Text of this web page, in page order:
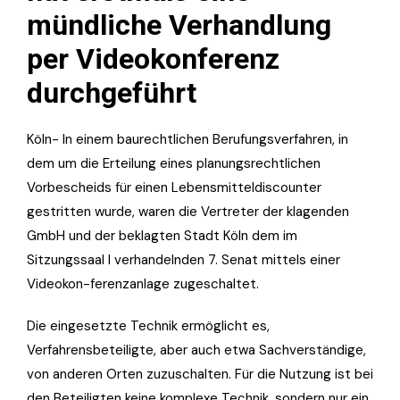
mündliche Verhandlung
per Videokonferenz
durchgeführt
Köln- In einem baurechtlichen Berufungsverfahren, in
dem um die Erteilung eines planungsrechtlichen
Vorbescheids für einen Lebensmitteldiscounter
gestritten wurde, waren die Vertreter der klagenden
GmbH und der beklagten Stadt Köln dem im
Sitzungssaal I verhandelnden 7. Senat mittels einer
Videokon-ferenzanlage zugeschaltet.
Die eingesetzte Technik ermöglicht es,
Verfahrensbeteiligte, aber auch etwa Sachverständige,
von anderen Orten zuzuschalten. Für die Nutzung ist bei